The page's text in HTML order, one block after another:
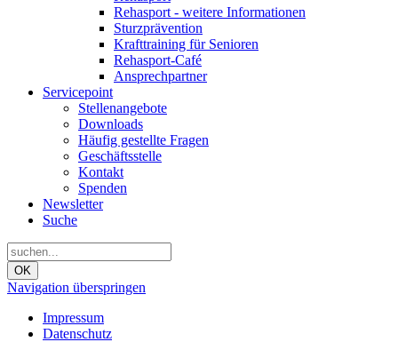
Rehasport - weitere Informationen
Sturzprävention
Krafttraining für Senioren
Rehasport-Café
Ansprechpartner
Servicepoint
Stellenangebote
Downloads
Häufig gestellte Fragen
Geschäftsstelle
Kontakt
Spenden
Newsletter
Suche
OK
Navigation überspringen
Impressum
Datenschutz